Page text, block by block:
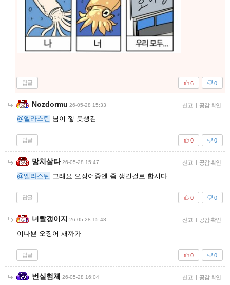
답글 0
6
Nozdormu 26-05-28 15:33 신고 | 공감 확인
@엘라스틴 님이 젷 못생김
답글 0
0
망치삼타 26-05-28 15:47 신고 | 공감 확인
@엘라스틴 그래요 오징어중엔 좀 생긴걸로 합시다
답글 0
0
너빨갱이지 26-05-28 15:48 신고 | 공감 확인
이나쁜 오징어 새까가
답글 0
0
번실험체 26-05-28 16:04 신고 | 공감 확인